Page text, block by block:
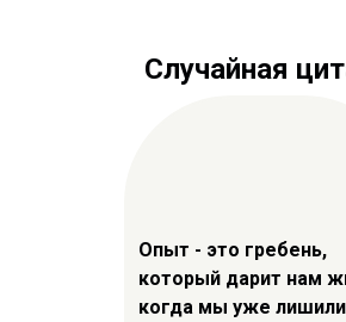
Случайная
Опыт - это гребень,
который дарит нам
когда мы уже